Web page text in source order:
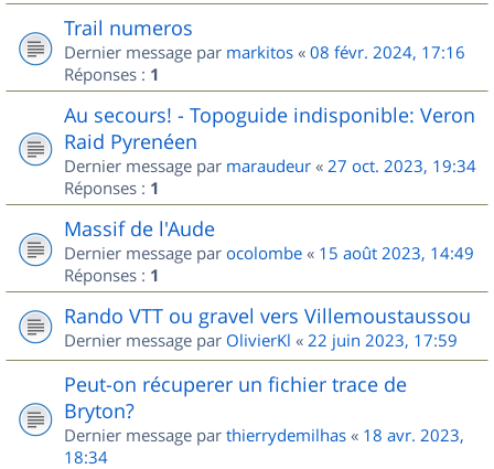
Trail numeros
Dernier message par markitos « 08 févr. 2024, 17:16
Réponses : 1
Au secours! - Topoguide indisponible: Veron
Raid Pyrenéen
Dernier message par maraudeur « 27 oct. 2023, 19:34
Réponses : 1
Massif de l'Aude
Dernier message par ocolombe « 15 août 2023, 14:49
Réponses : 1
Rando VTT ou gravel vers Villemoustaussou
Dernier message par OlivierKl « 22 juin 2023, 17:59
Peut-on récuperer un fichier trace de
Bryton?
Dernier message par thierrydemilhas « 18 avr. 2023,
18:34